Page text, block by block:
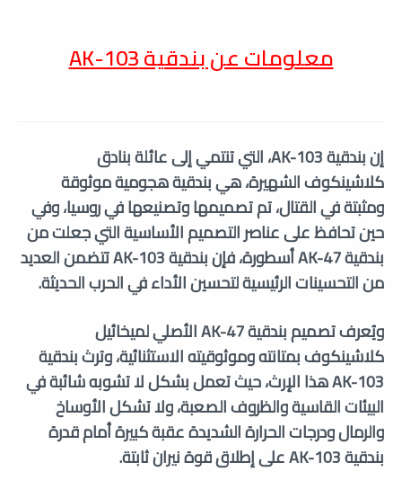
معلومات عن بندقية AK-103
إن بندقية AK-103، التي تنتمي إلى عائلة بنادق
كلاشينكوف الشهيرة، هي بندقية هجومية موثوقة
ومثبتة في القتال، تم تصميمها وتصنيعها في روسيا، وفي
حين تحافظ على عناصر التصميم الأساسية التي جعلت من
بندقية AK-47 أسطورة، فإن بندقية AK-103 تتضمن العديد
من التحسينات الرئيسية لتحسين الأداء في الحرب الحديثة.
ويُعرف تصميم بندقية AK-47 الأصلي لميخائيل
كلاشينكوف بمتانته وموثوقيته الاستثنائية، وترث بندقية
AK-103 هذا الإرث، حيث تعمل بشكل لا تشوبه شائبة في
البيئات القاسية والظروف الصعبة، ولا تشكل الأوساخ
والرمال ودرجات الحرارة الشديدة عقبة كبيرة أمام قدرة
بندقية AK-103 على إطلاق قوة نيران ثابتة.